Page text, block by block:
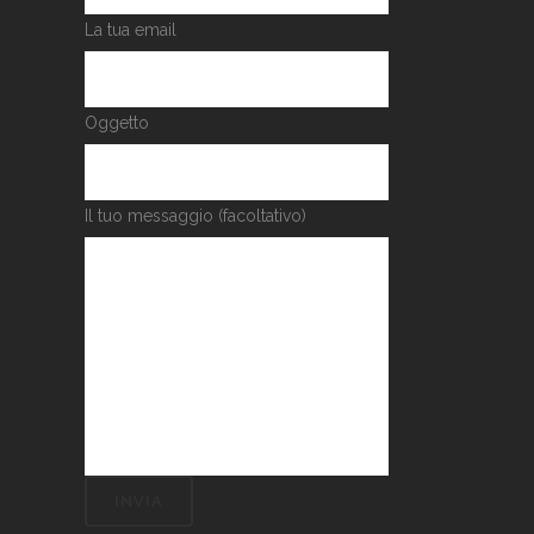
La tua email
Oggetto
Il tuo messaggio (facoltativo)